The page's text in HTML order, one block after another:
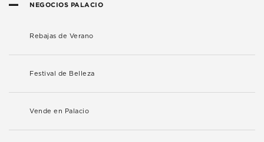
NEGOCIOS PALACIO
Rebajas de Verano
Festival de Belleza
Vende en Palacio